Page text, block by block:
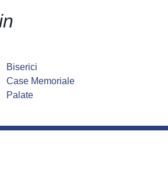
Biserici
Case Memoriale
Palate